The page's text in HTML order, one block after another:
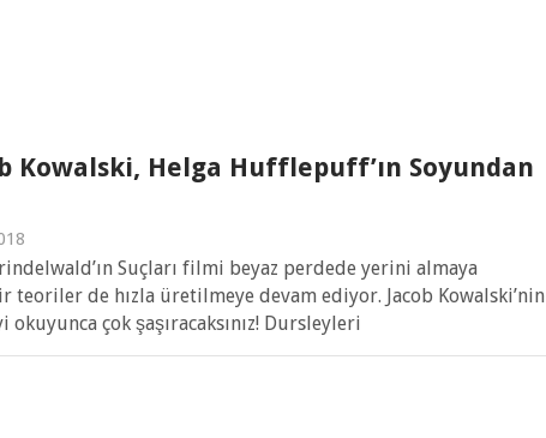
Kowalski, Helga Hufflepuff’ın Soyundan
Suçları filmi beyaz perdede yerini almaya
teoriler de hızla üretilmeye devam ediyor. Jacob Kowalski’nin
çok şaşıracaksınız! Dursleyleri